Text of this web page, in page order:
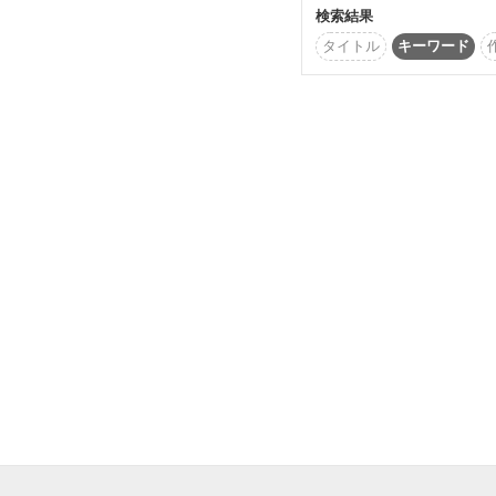
読者様にはご不便をお
検索結果
タイトル
キーワード